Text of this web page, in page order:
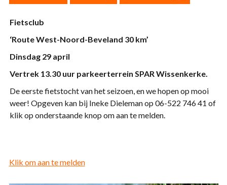
Fietsclub
‘Route West-Noord-Beveland 30 km’
Dinsdag 29 april
Vertrek 13.30 uur parkeerterrein SPAR Wissenkerke.
De eerste fietstocht van het seizoen, en we hopen op mooi
weer! Opgeven kan bij Ineke Dieleman op 06-522 746 41 of
klik op onderstaande knop om aan te melden.
Klik om aan te melden